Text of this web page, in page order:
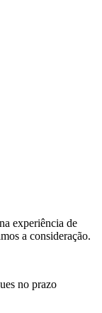
experiência de
a consideração.
no prazo